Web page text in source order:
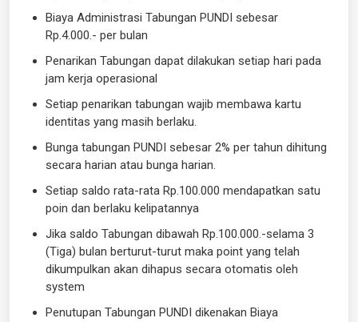
Biaya Administrasi Tabungan PUNDI sebesar
Rp.4.000.- per bulan
Penarikan Tabungan dapat dilakukan setiap hari pada
jam kerja operasional
Setiap penarikan tabungan wajib membawa kartu
identitas yang masih berlaku.
Bunga tabungan PUNDI sebesar 2% per tahun dihitung
secara harian atau bunga harian.
Setiap saldo rata-rata Rp.100.000 mendapatkan satu
poin dan berlaku kelipatannya
Jika saldo Tabungan dibawah Rp.100.000.-selama 3
(Tiga) bulan berturut-turut maka point yang telah
dikumpulkan akan dihapus secara otomatis oleh
system
Penutupan Tabungan PUNDI dikenakan Biaya